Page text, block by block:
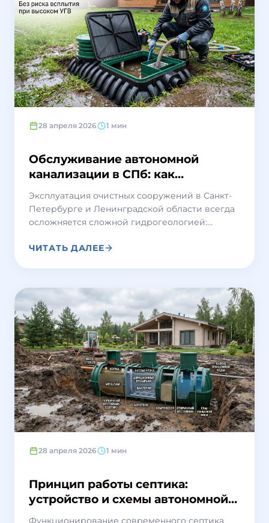
28 апреля 2026 1 мин
Обслуживание автономной
канализации в СПб: как
правильно почистить септик при
высоком УГВ
Эксплуатация очистных сооружений в Санкт-
Петербурге и Ленинградской области всегда
осложняется сложной гидрогеологией:
высокими грунтовыми водами. В таких
малейшая ошибка может привести к
всплытию станции. Инженеры компании
SepticHub разработали специальную
инструкцию по безопасному обслуживанию
канализации для жителей Северо-Западного
региона.
ЧИТАТЬ ДАЛЕЕ
28 апреля 2026 1 мин
Принцип работы септика:
устройство и схемы автономной
канализации
Функционирование современного септика